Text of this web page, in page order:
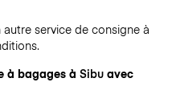
autre service de consigne à
à bagages à Sibuavec